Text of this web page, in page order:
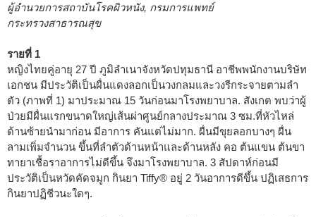
ผู้อำนวยการสถาบันโรคผิวหนัง, กรมการแพทย์
กระทรวงสาธารณสุข
รายที่ 1
หญิงไทยคู่อายุ 27 ปี ภูมิลำเนาจังหวัดปทุมธานี อาชีพพนักงานบริษัท
เอกชน มีประวัติเป็นผื่นแดงลอกเป็นวงกลมและวงรีกระจายตามลำ
ตัว (ภาพที่ 1) มาประมาณ 15 วันก่อนมาโรงพยาบาล. สังเกต พบว่าผู้
ป่วยมีผื่นแรกขนาดใหญ่เส้นผ่าศูนย์กลางประมาณ 3 ซม.ที่หัวไหล่
ด้านซ้ายนำมาก่อน มีอาการ คันแต่ไม่มาก. ผื่นมีขุยลอกบางๆ ผื่น
ลามเพิ่มจำนวน ขึ้นที่ลำตัวด้านหน้าและด้านหลัง คอ ต้นแขน ต้นขา
ทายาเชื้อราอาการไม่ดีขึ้น จึงมาโรงพยาบาล. 3 สัปดาห์ก่อนมี
ประวัติเป็นหวัดคัดจมูก กินยา Tiffy® อยู่ 2 วันอาการดีขึ้น ปฏิเสธการ
กินยาปฏิชีวนะใดๆ.